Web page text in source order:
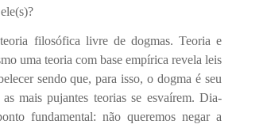
filosófica livre de dogmas. Teoria e
uma teoria com base empírica revela leis
sendo que, para isso, o dogma é seu
mais pujantes teorias se esvaírem. Dia-
fundamental: não queremos negar a